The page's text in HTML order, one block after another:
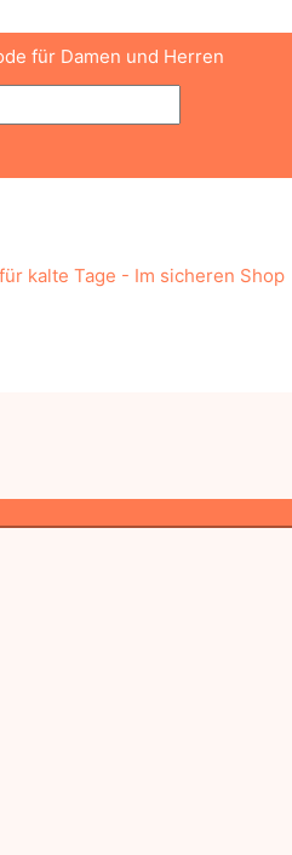
für Damen und Herren
kalte Tage - Im sicheren Shop